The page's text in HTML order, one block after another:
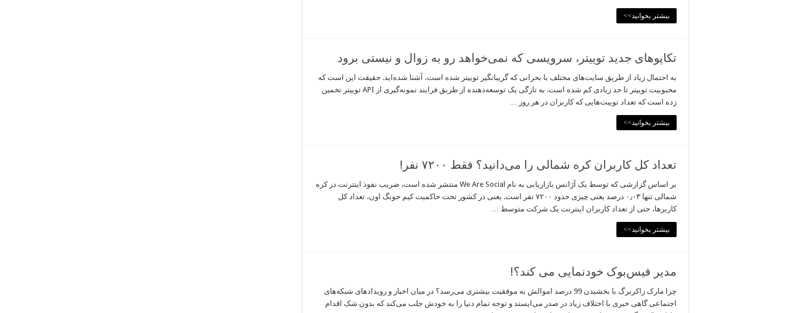
بیشتر بخوانید>>
تکاپوهای جدید توییتر، سرویسی که نمی‌خواهد رو به زوال و نیستی برود
به احتمال زیاد از طریق سایت‌های مختلف با بحرانی که گریبانگیر توییتر شده است، آشنا شده‌اید. حقیقت این است که
محبوبیت توییتر تا حد زیادی کم شده است. به تازگی یک توسعه‌دهنده از طریق فرایند نمونه‌گیری از API توییتر تخمین
زده است که تعداد توییت‌هایی که کاربران در هر روز …
بیشتر بخوانید>>
تعداد کل کاربران کره شمالی را می‌دانید؟ فقط ۷۲۰۰ نفر!
بر اساس گزارشی که توسط یک آژانس بازاریابی به نام We Are Social منتشر شده است، ضریب نفوذ اینترنت در کره
شمالی تنها ۰٫۰۳ درصد یعنی چیزی حدود ۷۲۰۰ نفر است. یعنی در کشور تحت حاکمیت کیم جونگ اون، تعداد کل
کاربرها، حتی از تعداد کاربران اینترنت یک شرکت متوسط …
بیشتر بخوانید>>
مدیر فیس‌بوک خودنمایی می کند؟!
چرا مارک زاکربرگ با بخشیدن 99 درصد اموالش به موفقیت بیشتری می‌رسد؟ در میان اخبار و رویدادهای شبکه‌های
اجتماعی گاهی خبری با اختلاف زیاد در صدر می‌ایستد و توجه تمام دنیا را به خودش جلب می‌کند که بدون شک اقدام